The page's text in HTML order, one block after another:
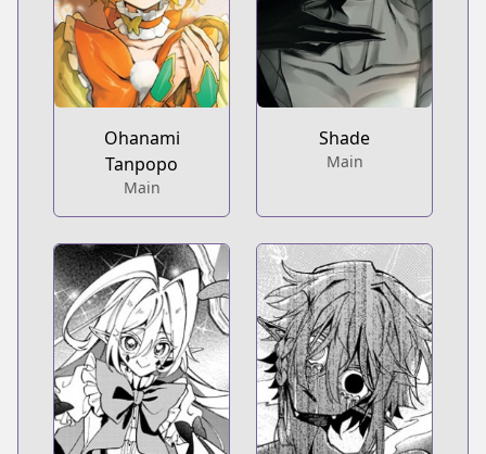
Ohanami
Tanpopo
Main
Shade
Main